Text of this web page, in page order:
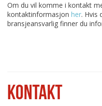
Om du vil komme i kontakt
kontaktinformasjon her. Hvis
bransjeansvarlig finner du
KONTAKT